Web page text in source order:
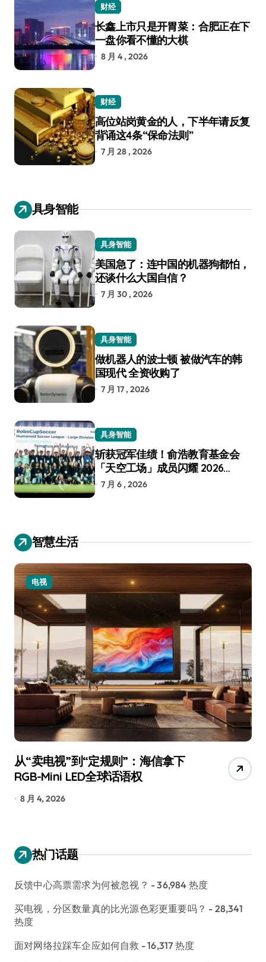
财经
长鑫上市只是开胃菜：合肥正在下
一盘你看不懂的大棋
8 月 4 , 2026
财经
高位站岗黄金的人，下半年请反复
背诵这4条“保命法则”
7 月 28 , 2026
具身智能
具身智能
美国急了：连中国的机器狗都怕，
还谈什么大国自信？
7 月 30 , 2026
具身智能
做机器人的波士顿 被做汽车的韩
国现代 全资收购了
7 月 17 , 2026
具身智能
斩获冠军佳绩！俞浩教育基金会
「天空工场」成员闪耀 2026
RoboCup 机器人世界杯
7 月 6 , 2026
智慧生活
电视
从“卖电视”到“定规则”：海信拿下
RGB-Mini LED全球话语权
8 月 4, 2026
热门话题
反馈中心高票需求为何被忽视？ - 36,984 热度
买电视，分区数量真的比光源色彩更重要吗？ - 28,341
热度
面对网络拉踩车企应如何自救 - 16,317 热度